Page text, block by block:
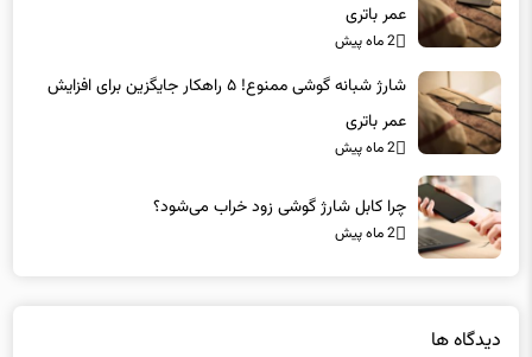
عمر باتری
2 ماه پیش
شارژ شبانه گوشی ممنوع! ۵ راهکار جایگزین برای افزایش
عمر باتری
2 ماه پیش
چرا کابل شارژ گوشی زود خراب می‌شود؟
2 ماه پیش
دیدگاه ها